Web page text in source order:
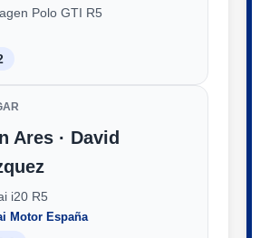
Polo GTI R5
Ares · David
i20 R5
Motor España